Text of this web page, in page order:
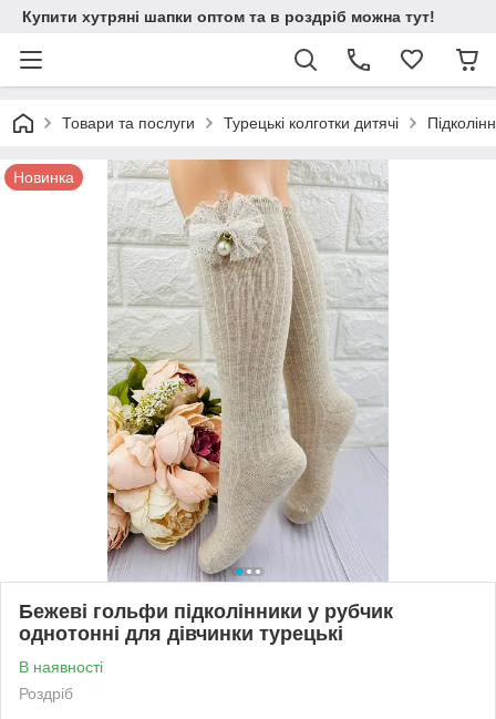
Купити хутряні шапки оптом та в роздріб можна тут!
Товари та послуги Турецькі колготки дитячі
Новинка
Бежеві гольфи підколінники у рубчик
однотонні для дівчинки турецькі
В наявності
Роздріб